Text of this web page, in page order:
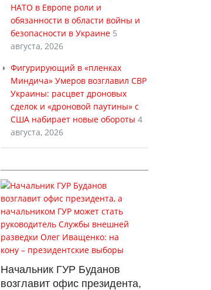
НАТО в Европе роли и
обязанности в области войны и
безопасности в Украине 5
августа, 2026
Фигурирующий в «пленках
Миндича» Умеров возглавил СВР
Украины: расцвет дроновых
сделок и «дроновой паутины» с
США набирает новые обороты 4
августа, 2026
Начальник ГУР Буданов
возглавит офис президента,